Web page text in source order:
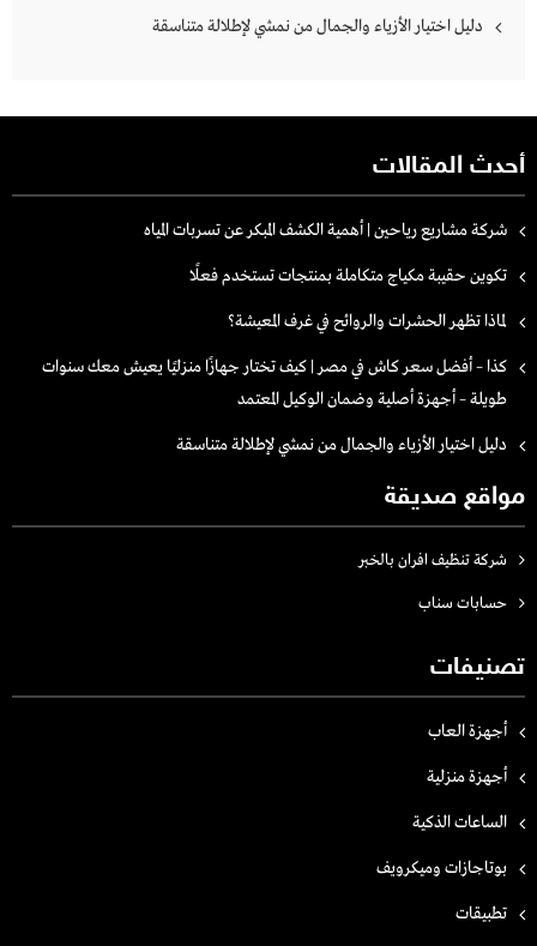
دليل اختيار الأزياء والجمال من نمشي لإطلالة متناسقة
أحدث المقالات
شركة مشاريع رياحين | أهمية الكشف المبكر عن تسربات المياه
تكوين حقيبة مكياج متكاملة بمنتجات تستخدم فعلًا
لماذا تظهر الحشرات والروائح في غرف المعيشة؟
كذا – أفضل سعر كاش في مصر | كيف تختار جهازًا منزليًا يعيش معك سنوات
طويلة – أجهزة أصلية وضمان الوكيل المعتمد
دليل اختيار الأزياء والجمال من نمشي لإطلالة متناسقة
مواقع صديقة
شركة تنظيف افران بالخبر
حسابات سناب
تصنيفات
أجهزة العاب
أجهزة منزلية
الساعات الذكية
بوتاجازات وميكرويف
تطبيقات